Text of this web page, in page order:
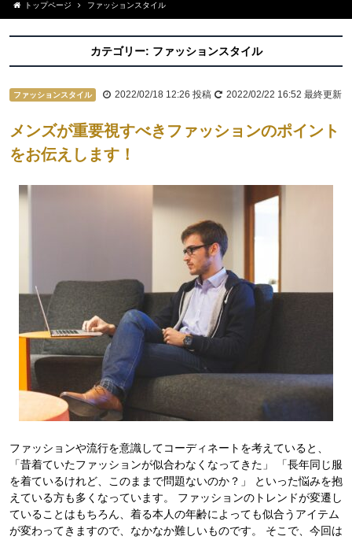
トップページ ファッションスタイル
カテゴリー: ファッションスタイル
ファッションスタイル 2022/02/18 12:26 投稿 2022/02/22 16:52 最終更新
メンズが重要視すべきファッションのポイント
をお伝えします！
ファッションや流行を意識してコーディネートを考えていると、
「昔着ていたファッションが似合わなくなってきた」 「長年同じ服
を着ているけれど、このままで問題ないのか？」 といった悩みを抱
えている方も多くなっています。 ファッションのトレンドが変遷し
ていることはもちろん、着る本人の年齢によっても似合うアイテム
が変わってきますので、なかなか難しいものです。 そこで、今回は